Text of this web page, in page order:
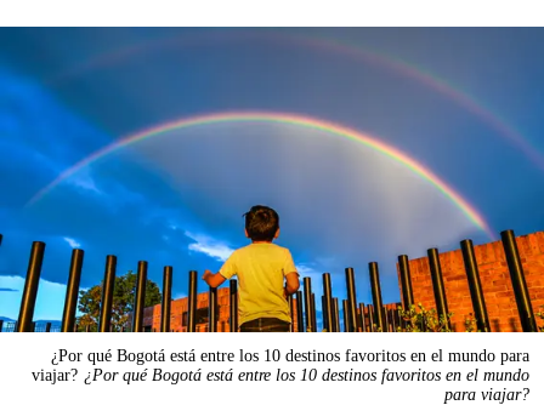
¿Por qué Bogotá está entre los 10 destinos favoritos en el mundo para
viajar? ¿Por qué Bogotá está entre los 10 destinos favoritos en el mundo
para viajar?